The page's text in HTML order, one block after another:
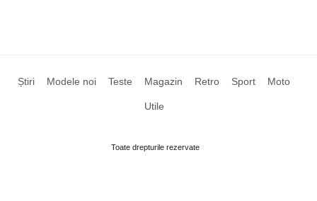
Știri Modele noi Teste Magazin Retro Sport Moto
Utile
Toate drepturile rezervate